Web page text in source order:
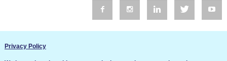
Privacy Policy